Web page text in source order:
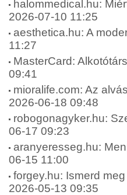
halommedical.hu:
2026-07-10 11:25
aesthetica.hu: A
11:27
MasterCard:
09:41
mioralife.com: Az
2026-06-18 09:48
robogonagyker.hu:
06-17 09:23
aranyeresseg.hu:
06-15 11:00
forgey.hu: Ismerd
2026-05-13 09:35